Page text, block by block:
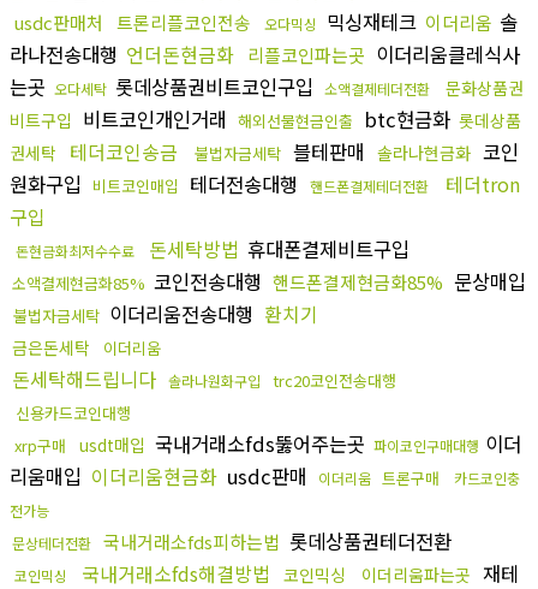
usdc판매처 트론리플코인전송 오다믹싱 믹싱재테크 이더리움 솔
라나전송대행 언더돈현금화 리플코인파는곳 이더리움클레식사
는곳 오다세탁 롯데상품권비트코인구입 소액결제테더전환
문화상품권
비트구입 비트코인개인거래 해외선물현금인출 btc현금화 롯데상품
권세탁
테더코인송금 불법자금세탁 블테판매 솔라나현금화 코인
원화구입
비트코인매입 테더전송대행 핸드폰결제테더전환
테더tron
구입
돈현금화최저수수료 돈세탁방법 휴대폰결제비트구입
소액결제현금화85% 코인전송대행 핸드폰결제현금화85% 문상매입
불법자금세탁 이더리움전송대행 환치기
금은돈세탁 이더리움
돈세탁해드립니다 솔라나원화구입
trc20코인전송대행
신용카드코인대행
xrp구매
usdt매입 국내거래소fds뚫어주는곳 파이코인구매대행 이더
리움매입 이더리움현금화 usdc판매 이더리움 트론구매
카드코인충
전가능
문상테더전환 국내거래소fds피하는법 롯데상품권테더전환
코인믹싱 국내거래소fds해결방법 코인믹싱 이더리움파는곳 재테